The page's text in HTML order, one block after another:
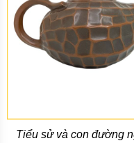
Tiểu sử và con đường